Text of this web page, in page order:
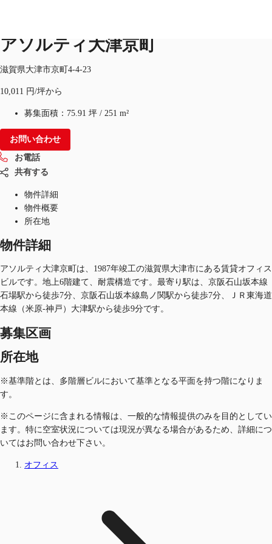
オフィス・事務所
倉庫・物流センター
地図検索
記事
お気に入り
お電話
アソルティ大津京町
滋賀県大津市京町4-4-23
10,011 円/坪から
募集面積： 75.91 坪 / 251 m²
お問い合わせ
お電話
共有する
物件詳細
物件概要
所在地
物件詳細
アソルティ大津京町は、1987年竣工の滋賀県大津市にある賃貸オフィス
ビルです。地上6階建て、耐震構造です。最寄り駅は、京阪石山坂本線
石場駅から徒歩7分、京阪石山坂本線島ノ関駅から徒歩7分、ＪＲ東海道
本線（米原-神戸）大津駅から徒歩9分です。
募集区画
所在地
※基準階とは、多階層ビルにおいて基準となる平面を持つ階になりま
す。
※このページに含まれる情報は、一般的な情報提供のみを目的としてい
ます。特に空室状況については現況が異なる場合があるため、詳細につ
いてはお問い合わせ下さい。
オフィス